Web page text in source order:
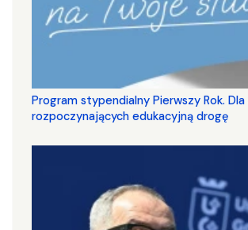
Program stypendialny Pierwszy Rok.
rozpoczynających edukacyjną drogę